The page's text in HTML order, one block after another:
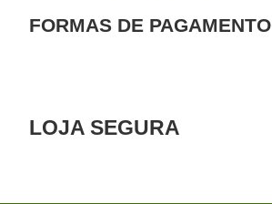
FORMAS DE PAGAMENTO
LOJA SEGURA